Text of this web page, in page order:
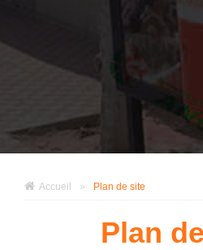
Accueil » Plan de site
Plan